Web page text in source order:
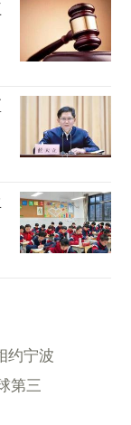
约宁波
第三